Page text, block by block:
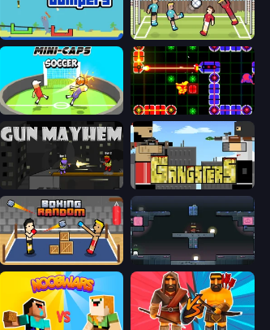
Tube Jumpers Soccer Random
Mini-Caps: Soccer LazerGrrl
Gun Mayhem Gangsters
Boxing Random Arena